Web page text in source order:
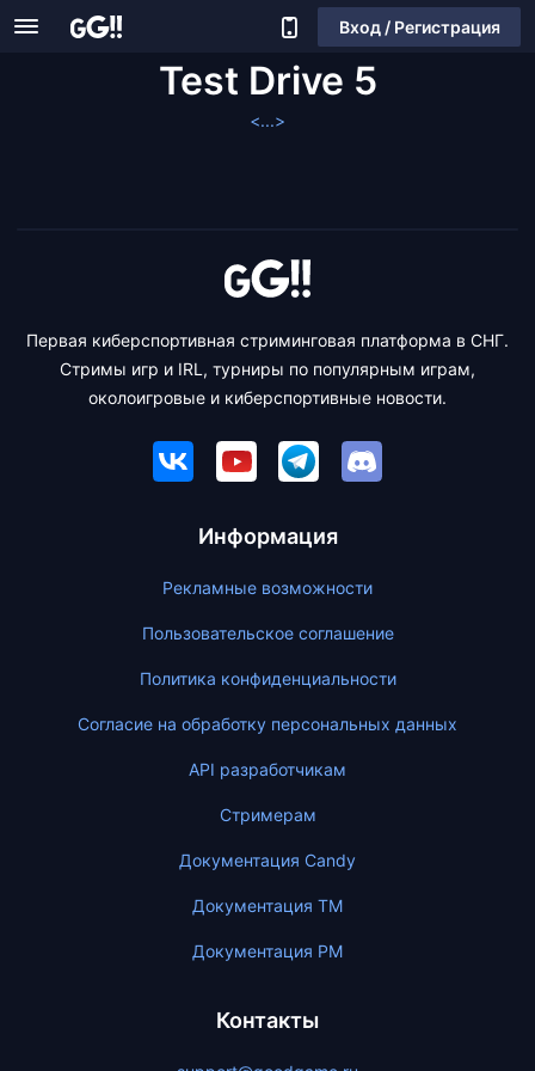
Вход / Регистрация
Test Drive 5
<...>
Первая киберспортивная стриминговая платформа в СНГ.
Стримы игр и IRL, турниры по популярным играм,
околоигровые и киберспортивные новости.
Информация
Рекламные возможности
Пользовательское соглашение
Политика конфиденциальности
Согласие на обработку персональных данных
API разработчикам
Стримерам
Документация Candy
Документация ТМ
Документация PM
Контакты